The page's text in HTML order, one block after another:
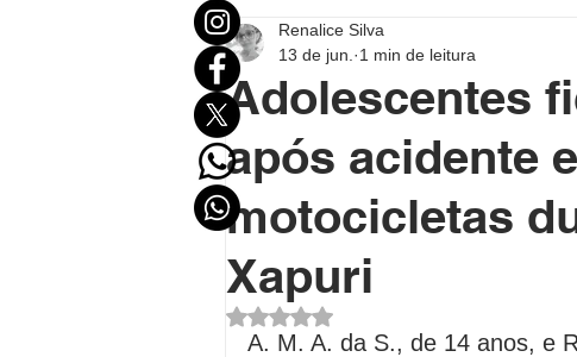
Mundo Eleições
Destaque Político
Política no Acre Política Brasil
Polícial
Adolescentes
após acidente
motocicletas
Xapuri
Renalice Silva
13 de jun.
1 min de leitura
Avaliado com NaN de 5 estrelas.
A. M. A. da S., de 14 anos, e